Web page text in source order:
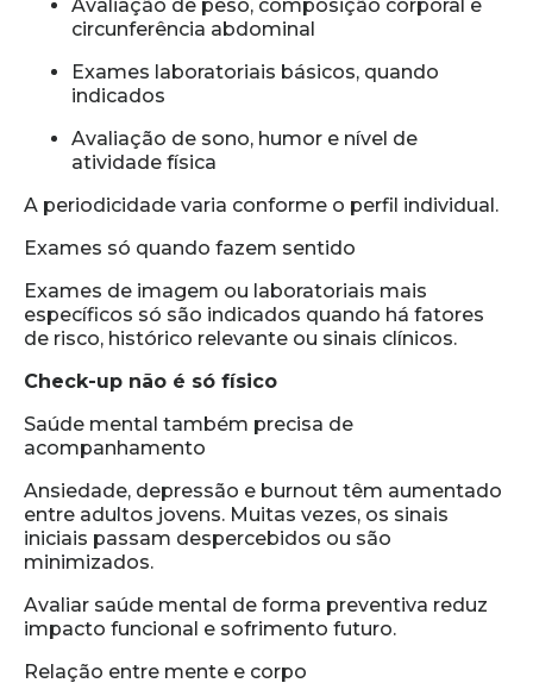
Avaliação de peso, composição corporal e
circunferência abdominal
Exames laboratoriais básicos, quando
indicados
Avaliação de sono, humor e nível de
atividade física
A periodicidade varia conforme o perfil individual.
Exames só quando fazem sentido
Exames de imagem ou laboratoriais mais
específicos só são indicados quando há fatores
de risco, histórico relevante ou sinais clínicos.
Check-up não é só físico
Saúde mental também precisa de
acompanhamento
Ansiedade, depressão e burnout têm aumentado
entre adultos jovens. Muitas vezes, os sinais
iniciais passam despercebidos ou são
minimizados.
Avaliar saúde mental de forma preventiva reduz
impacto funcional e sofrimento futuro.
Relação entre mente e corpo